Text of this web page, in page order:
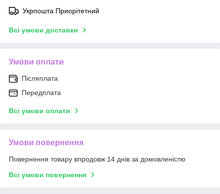
Укрпошта Приорітетний
Всі умови доставки
Умови оплати
Післяплата
Передплата
Всі умови оплати
Умови повернення
Повернення товару впродовж 14 днів за домовленістю
Всі умови повернення